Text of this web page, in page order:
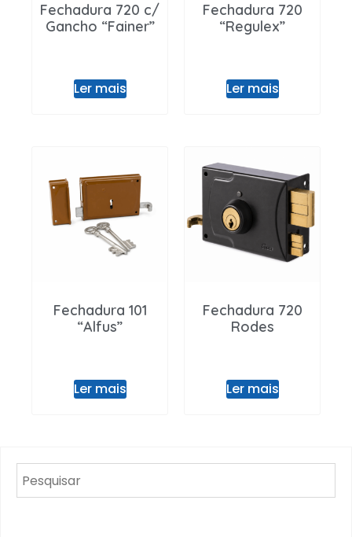
Fechadura 720 c/
Gancho “Fainer”
Ler mais
Fechadura 720
“Regulex”
Ler mais
Fechadura 101
“Alfus”
Ler mais
Fechadura 720
Rodes
Ler mais